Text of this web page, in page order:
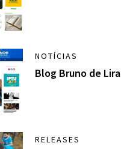
NOTÍCIAS
Blog Bruno de Lira
RELEASES